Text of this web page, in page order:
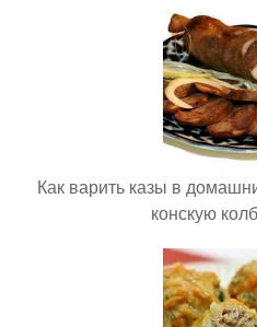
Как варить казы в
конскую